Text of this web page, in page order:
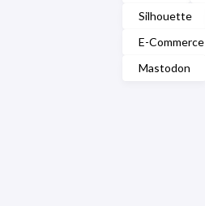
Silhouette
E-Commerce
Mastodon